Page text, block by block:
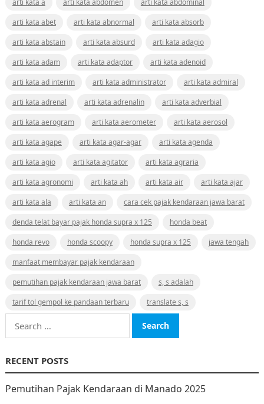
arti kata abet
arti kata abnormal
arti kata absorb
arti kata abstain
arti kata absurd
arti kata adagio
arti kata adam
arti kata adaptor
arti kata adenoid
arti kata ad interim
arti kata administrator
arti kata admiral
arti kata adrenal
arti kata adrenalin
arti kata adverbial
arti kata aerogram
arti kata aerometer
arti kata aerosol
arti kata agape
arti kata agar-agar
arti kata agenda
arti kata agio
arti kata agitator
arti kata agraria
arti kata agronomi
arti kata ah arti kata air
arti kata ajar
arti kata ala
arti kata an
cara cek pajak kendaraan jawa barat
denda telat bayar pajak honda supra x 125
honda beat
honda revo
honda scoopy honda supra x 125
jawa tengah
manfaat membayar pajak kendaraan
pemutihan pajak kendaraan jawa barat
s, s adalah
tarif tol gempol ke pandaan terbaru
translate s, s
Search
for:
RECENT POSTS
Pemutihan Pajak Kendaraan di Manado 2025